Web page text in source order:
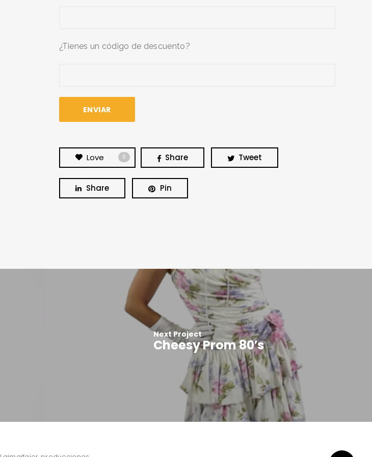
¿Tienes un código de descuento?
Love 0 Share Tweet
Share Pin
Next Project
Cheesy Prom 80′s